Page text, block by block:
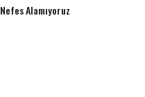
Nefes Alamıyoruz